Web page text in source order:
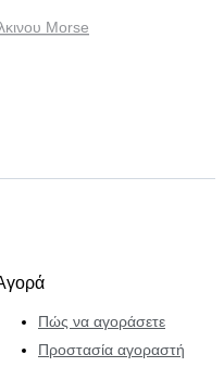
Morse
Πώς να αγοράσετε
Προστασία αγοραστή